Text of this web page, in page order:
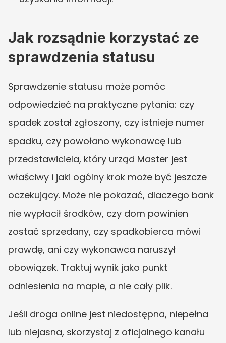
Jak rozsądnie korzystać ze
sprawdzenia statusu
Sprawdzenie statusu może pomóc
odpowiedzieć na praktyczne pytania: czy
spadek został zgłoszony, czy istnieje numer
spadku, czy powołano wykonawcę lub
przedstawiciela, który urząd Master jest
właściwy i jaki ogólny krok może być jeszcze
oczekujący. Może nie pokazać, dlaczego bank
nie wypłacił środków, czy dom powinien
zostać sprzedany, czy spadkobierca mówi
prawdę, ani czy wykonawca naruszył
obowiązek. Traktuj wynik jako punkt
odniesienia na mapie, a nie cały plik.
Jeśli droga online jest niedostępna, niepełna
lub niejasna, skorzystaj z oficjalnego kanału